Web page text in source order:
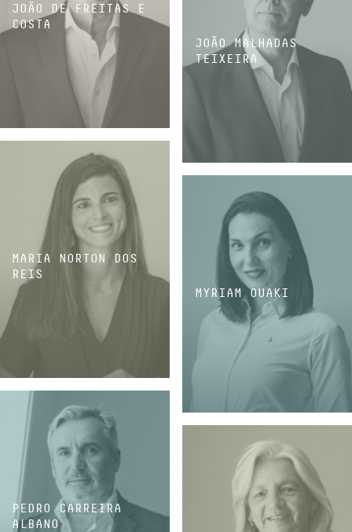
JOÃO DE FREITAS E
COSTA
ASSOCIÉ
JOÃO MALHADAS
TEIXEIRA
ASSOCIÉ
MARIA NORTON DOS
REIS
ASSOCIÉE
MYRIAM OUAKI
ASSOCIÉE
PEDRO CARREIRA
ALBANO